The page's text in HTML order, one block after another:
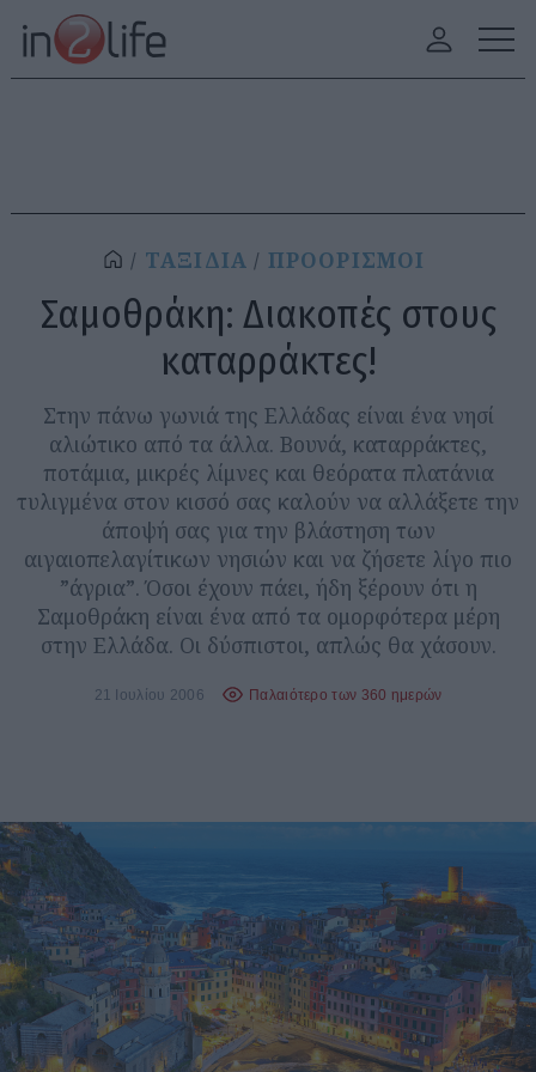
ΤΑΞΙΔΙΑ ΠΡΟΟΡΙΣΜΟΙ
Σαμοθράκη: Διακοπές στους
καταρράκτες!
Στην πάνω γωνιά της Ελλάδας είναι ένα νησί
αλιώτικο από τα άλλα. Βουνά, καταρράκτες,
ποτάμια, μικρές λίμνες και θεόρατα πλατάνια
τυλιγμένα στον κισσό σας καλούν να αλλάξετε την
άποψή σας για την βλάστηση των
αιγαιοπελαγίτικων νησιών και να ζήσετε λίγο πιο
”άγρια”. Όσοι έχουν πάει, ήδη ξέρουν ότι η
Σαμοθράκη είναι ένα από τα ομορφότερα μέρη
στην Ελλάδα. Οι δύσπιστοι, απλώς θα χάσουν.
21 Ιουλίου 2006 Παλαιότερο των 360 ημερών